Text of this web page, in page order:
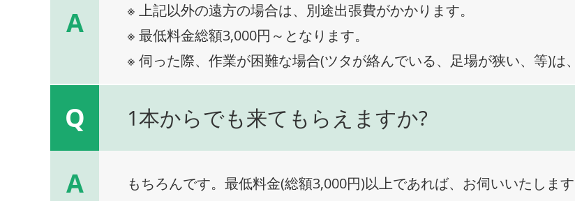
A
※ 上記以外の遠方の場合は、別途出張費がかかります。
※ 最低料金総額3,000円～となります。
※ 伺った際、作業が困難な場合(ツタが絡んでいる、足場が狭い、等)は
Q 1本からでも来てもらえますか?
A もちろんです。最低料金(総額3,000円)以上であれば、お伺いいたします